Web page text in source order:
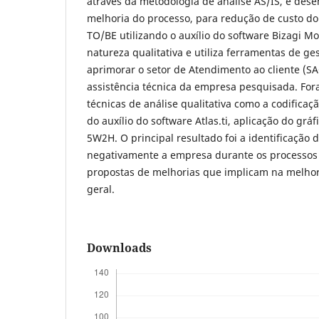
melhoria do processo, para redução de custo
TO/BE utilizando o auxílio do software Bizagi
natureza qualitativa e utiliza ferramentas de
aprimorar o setor de Atendimento ao cliente
assistência técnica da empresa pesquisada.
técnicas de análise qualitativa como a
do auxílio do software Atlas.ti, aplicação do
5W2H. O principal resultado foi a identificação
negativamente a empresa durante os
propostas de melhorias que implicam na
geral.
Downloads